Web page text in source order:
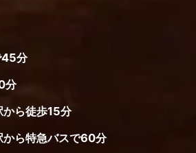
45分
分
から徒歩15分
から特急バスで60分